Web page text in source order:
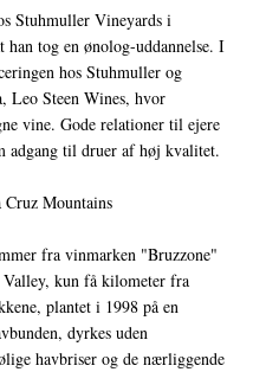
Stuhmuller Vineyards i
tog en ønolog-uddannelse. I
hos Stuhmuller og
Leo Steen Wines, hvor
vine. Gode relationer til ejere
adgang til druer af høj kvalitet.
Cruz Mountains
fra vinmarken "Bruzzone"
Valley, kun få kilometer fra
plantet i 1998 på en
dyrkes uden
havbriser og de nærliggende